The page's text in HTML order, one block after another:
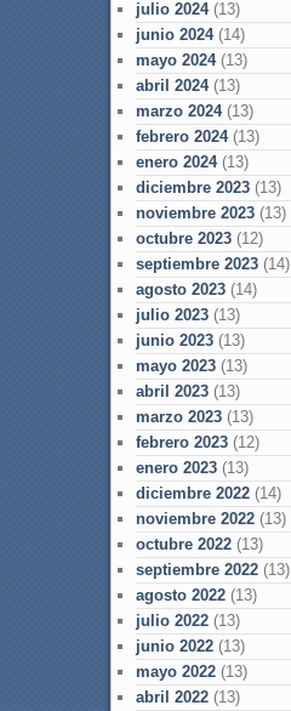
julio 2024(13)
junio 2024(14)
mayo 2024(13)
abril 2024(13)
marzo 2024(13)
febrero 2024(13)
enero 2024(13)
diciembre 2023(13)
noviembre 2023(13)
octubre 2023(12)
septiembre 2023(14)
agosto 2023(14)
julio 2023(13)
junio 2023(13)
mayo 2023(13)
abril 2023(13)
marzo 2023(13)
febrero 2023(12)
enero 2023(13)
diciembre 2022(14)
noviembre 2022(13)
octubre 2022(13)
septiembre 2022(13)
agosto 2022(13)
julio 2022(13)
junio 2022(13)
mayo 2022(13)
abril 2022(13)